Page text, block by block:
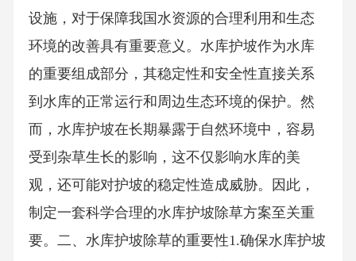
设施，对于保障我国水资源的合理利用和生态
环境的改善具有重要意义。水库护坡作为水库
的重要组成部分，其稳定性和安全性直接关系
到水库的正常运行和周边生态环境的保护。然
而，水库护坡在长期暴露于自然环境中，容易
受到杂草生长的影响，这不仅影响水库的美
观，还可能对护坡的稳定性造成威胁。因此，
制定一套科学合理的水库护坡除草方案至关重
要。二、水库护坡除草的重要性1.确保水库护坡